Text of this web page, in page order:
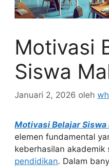
Motivasi
Siswa
Januari 2, 2026 oleh
Motivasi Belajar
elemen fundamental
keberhasilan akademik
pendidikan. Dalam